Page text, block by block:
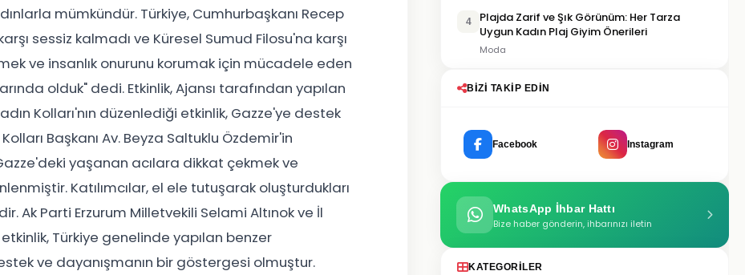
mümkündür. Türkiye, Cumhurbaşkanı Recep
sessiz kalmadı ve Küresel Sumud Filosu'na karşı
ve insanlık onurunu korumak için mücadele eden
olduk" dedi. Etkinlik, Ajansı tarafından yapılan
Kolları'nın düzenlediği etkinlik, Gazze'ye destek
Başkanı Av. Beyza Saltuklu Özdemir'in
yaşanan acılara dikkat çekmek ve
Katılımcılar, el ele tutuşarak oluşturdukları
Ak Parti Erzurum Milletvekili Selami Altınok ve İl
Türkiye genelinde yapılan benzer
ve dayanışmanın bir göstergesi olmuştur.
4
Plajda Zarif ve Şık Görünüm: Her Tarza
Uygun Kadın Plaj Giyim Önerileri
Moda
BIZI TAKIP EDIN
Facebook Instagram
WhatsApp İhbar Hattı
Bize haber gönderin, ihbarınızı iletin
KATEGORILER